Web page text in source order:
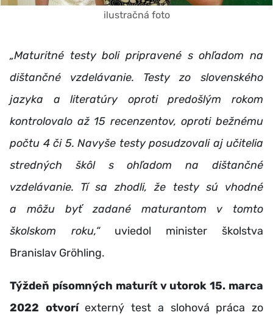
ilustračná foto
„Maturitné testy boli pripravené s ohľadom na
dištančné vzdelávanie. Testy zo slovenského
jazyka a literatúry oproti predošlým rokom
kontrolovalo až 15 recenzentov, oproti bežnému
počtu 4 či 5. Navyše testy posudzovali aj učitelia
stredných škôl s ohľadom na dištančné
vzdelávanie. Tí sa zhodli, že testy sú vhodné
a môžu byť zadané maturantom v tomto
školskom roku,“uviedol minister školstva
Branislav Gröhling.
Týždeň písomných maturít v utorok 15. marca
2022 otvoríexterný test a slohová práca zo